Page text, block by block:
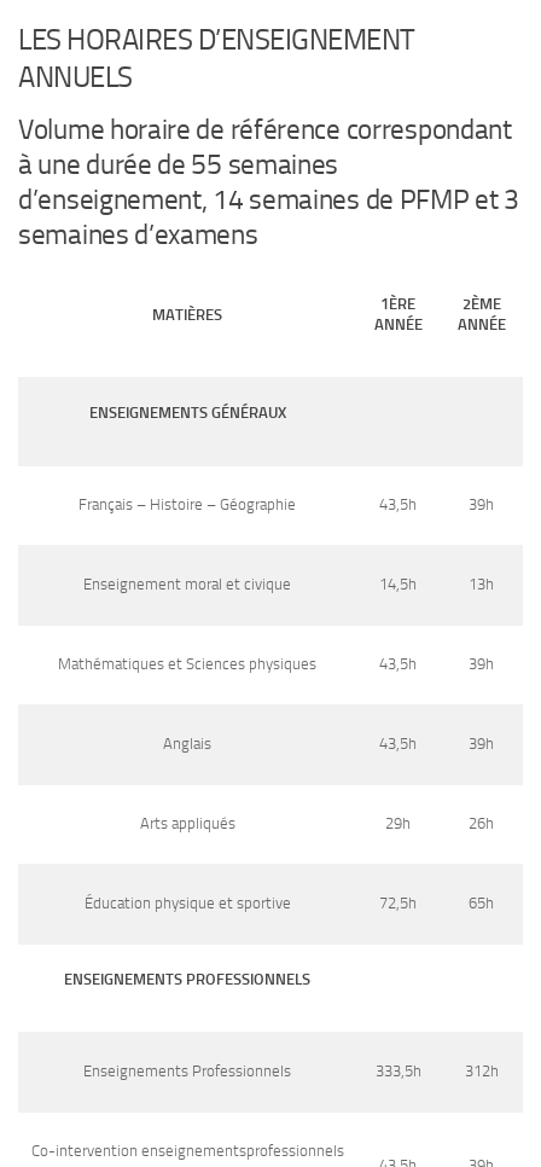
LES HORAIRES D’ENSEIGNEMENT
ANNUELS
Volume horaire de référence correspondant
à une durée de 55 semaines
d’enseignement, 14 semaines de PFMP et 3
semaines d’examens
MATIÈRES
1ÈRE
ANNÉE
2ÈME
ANNÉE
ENSEIGNEMENTS GÉNÉRAUX
Français – Histoire – Géographie 43,5h 39h
Enseignement moral et civique 14,5h 13h
Mathématiques et Sciences physiques 43,5h 39h
Anglais 43,5h 39h
Arts appliqués 29h 26h
Éducation physique et sportive 72,5h 65h
ENSEIGNEMENTS PROFESSIONNELS
Enseignements Professionnels 333,5h 312h
Co-intervention enseignementsprofessionnels